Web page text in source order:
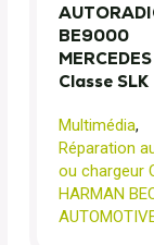
BE9000
MERCEDES
Classe SLK
Multimédia,
Réparation
ou chargeur
HARMAN